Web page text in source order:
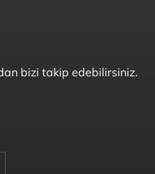
bizi takip edebilirsiniz.